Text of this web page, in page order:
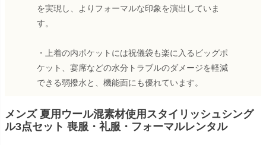
を実現し、よりフォーマルな印象を演出していま
す。
・上着の内ポケットには祝儀袋も楽に入るビッグポ
ケット、宴席などの水分トラブルのダメージを軽減
できる弱撥水と、機能面にも優れています。
メンズ 夏用ウール混素材使用スタイリッシュシング
ル3点セット 喪服・礼服・フォーマルレンタル